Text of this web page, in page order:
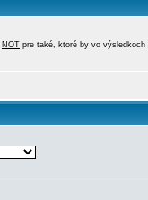
NOT pre také, ktoré by vo výsledkoch